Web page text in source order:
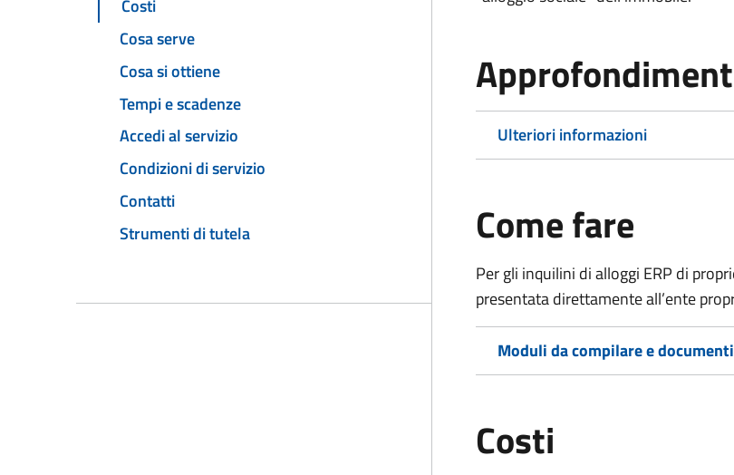
Costi
Cosa serve
Cosa si ottiene
Tempi e scadenze
Accedi al servizio
Condizioni di servizio
Contatti
Strumenti di tutela
Ulteriori informazioni
Come fare
Per gli inquilini di alloggi ERP di
presentata direttamente all’ente
Moduli da compilare e
Costi